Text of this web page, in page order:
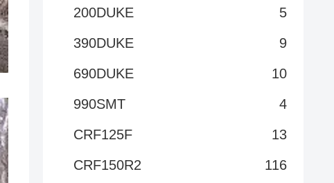
200DUKE
5
390DUKE
9
690DUKE
10
990SMT
4
CRF125F
13
CRF150R2
116